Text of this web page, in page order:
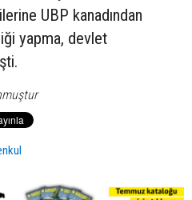
UBP kanadından
yapma, devlet